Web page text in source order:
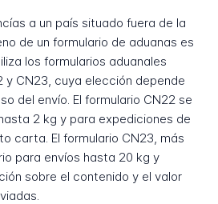
a un país situado fuera de la
de un formulario de aduanas es
los formularios aduanales
y CN23, cuya elección depende
del envío. El formulario CN22 se
2 kg y para expediciones de
carta. El formulario CN23, más
para envíos hasta 20 kg y
sobre el contenido y el valor